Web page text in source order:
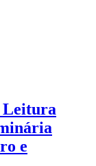
Leitura
e